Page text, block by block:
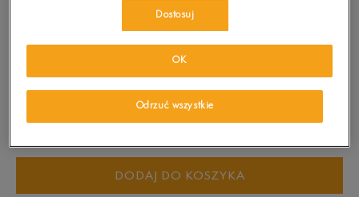
DODAJ DO KOSZYKA
Dostosuj
Odrzuć wszystkie
OK